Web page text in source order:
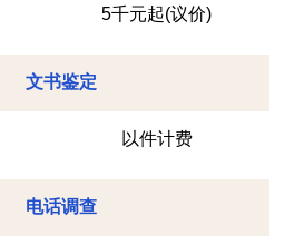
5千元起(议价)
文书鉴定
以件计费
电话调查